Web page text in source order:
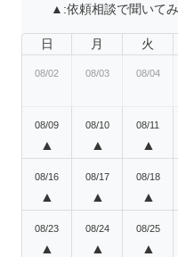
▲:依頼相談で聞いて
日 月 火
08/02 08/03 08/04
08/09
▲
08/10
▲
08/11
▲
08/16
▲
08/17
▲
08/18
▲
08/23
▲
08/24
▲
08/25
▲